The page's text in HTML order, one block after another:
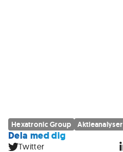
Hexatronic Group Aktieanalyser
Dela med dig
Twitter